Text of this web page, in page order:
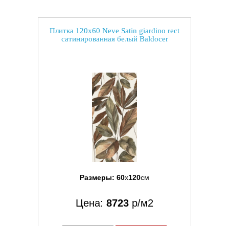
Плитка 120x60 Neve Satin giardino rect
сатинированная белый Baldocer
Размеры: 60x120см
Цена: 8723 р/м2